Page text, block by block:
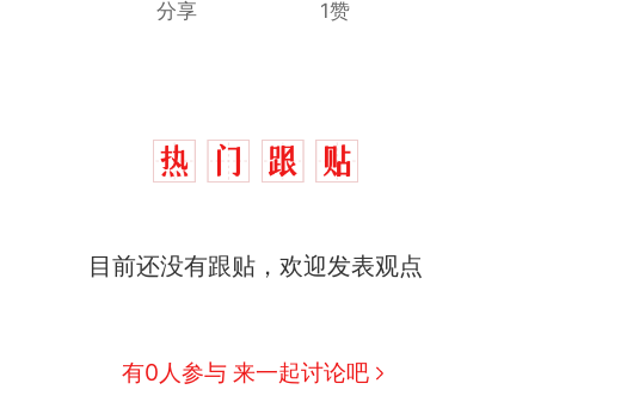
分享 1赞
目前还没有跟贴，欢迎发表观点
有0人参与 来一起讨论吧
此前一天内数万人从摩洛哥涌入西班牙
费大厨“全国小炒肉大王”称号，仅凭视频评出？中国烹饪协会回应